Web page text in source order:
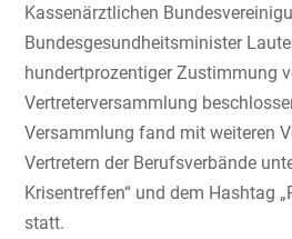
Kassenärztlichen
Bundesgesundheitsminister
hundertprozentiger Zustimmung
Vertreterversammlung
Versammlung fand mit weiteren
Vertretern der Berufsverbände
Krisentreffen“ und dem Hashtag
statt.